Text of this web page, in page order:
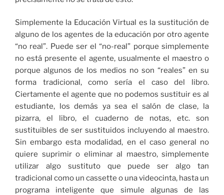
Simplemente la Educación Virtual es la sustitución de
alguno de los agentes de la educación por otro agente
“no real”. Puede ser el “no-real” porque simplemente
no está presente el agente, usualmente el maestro o
porque algunos de los medios no son “reales” en su
forma tradicional, como sería el caso del libro.
Ciertamente el agente que no podemos sustituir es al
estudiante, los demás ya sea el salón de clase, la
pizarra, el libro, el cuaderno de notas, etc. son
sustituibles de ser sustituidos incluyendo al maestro.
Sin embargo esta modalidad, en el caso general no
quiere suprimir o eliminar al maestro, simplemente
utilizar algo sustituto que puede ser algo tan
tradicional como un cassette o una videocinta, hasta un
programa inteligente que simule algunas de las